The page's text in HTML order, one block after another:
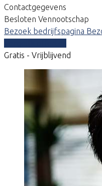
Contactgegevens
Besloten Vennootschap
Bezoek bedrijfspagina
Gratis - Vrijblijvend